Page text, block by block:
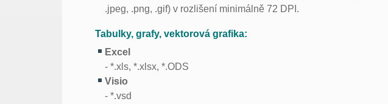
.jpeg, .png, .gif) v rozlišení minimálně 72 DPI.
Tabulky, grafy, vektorová grafika:
Excel
- *.xls, *.xlsx, *.ODS
Visio
- *.vsd